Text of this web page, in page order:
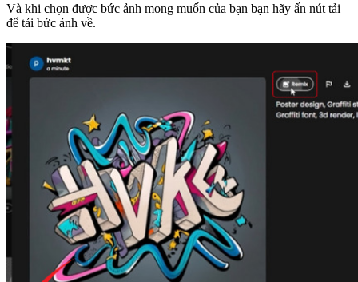
Và khi chọn được bức ảnh mong muốn của bạn bạn hãy ấn nút tải
để tải bức ảnh về.